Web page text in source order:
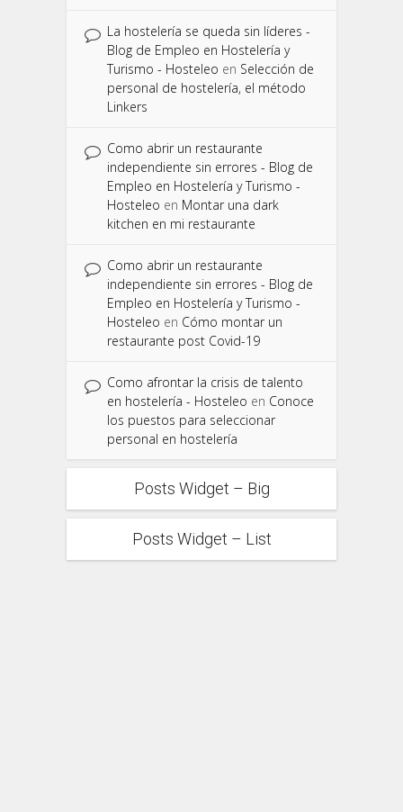
La hostelería se queda sin líderes -
Blog de Empleo en Hostelería y
Turismo - Hosteleo en Selección de
personal de hostelería, el método
Linkers
Como abrir un restaurante
independiente sin errores - Blog de
Empleo en Hostelería y Turismo -
Hosteleo en Montar una dark
kitchen en mi restaurante
Como abrir un restaurante
independiente sin errores - Blog de
Empleo en Hostelería y Turismo -
Hosteleo en Cómo montar un
restaurante post Covid-19
Como afrontar la crisis de talento
en hostelería - Hosteleo en Conoce
los puestos para seleccionar
personal en hostelería
Posts Widget – Big
Posts Widget – List